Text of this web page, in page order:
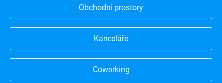
Obchodní prostory
Kanceláře
Coworking